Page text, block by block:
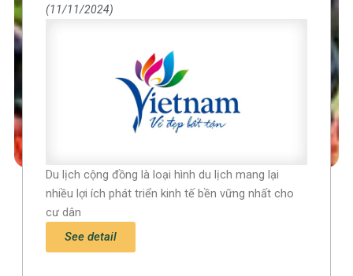
11/11/2024
Du lịch cộng đồng là loại hình du lịch mang lại
nhiều lợi ích phát triển kinh tế bền vững nhất cho
cư dân
See detail